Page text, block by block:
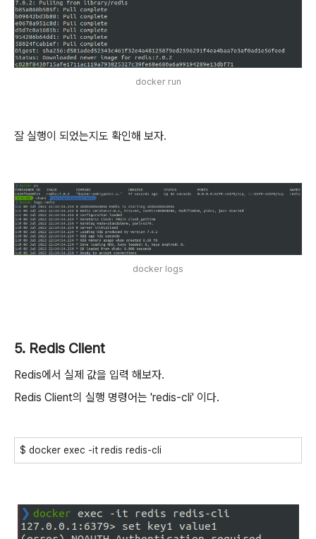
docker run
잘 실행이 되었는지도 확인해 보자.
docker logs
5. Redis Client
Redis에서 실제 값을 입력 해보자.
Redis Client의 실행 명령어는 'redis-cli' 이다.
$ docker exec -it redis redis-cli